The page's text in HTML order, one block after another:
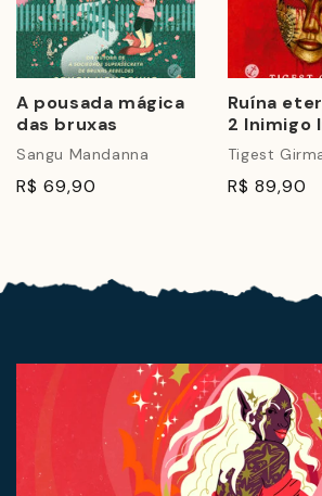
A pousada mágica
das bruxas
Sangu Mandanna
R$ 69,90
Ruína
2 Inimigo
Tigest
R$ 89,90